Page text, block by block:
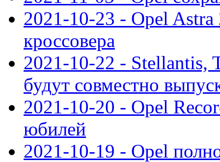
2021-10-23 - Opel Astra
кроссовера
2021-10-22 - Stellantis,
будут совместно
2021-10-20 - Opel
юбилей
2021-10-19 - Opel